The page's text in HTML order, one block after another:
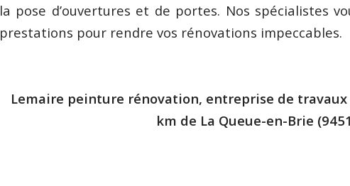
la pose d’ouvertures et de portes. Nos spécialistes
prestations pour rendre vos rénovations impeccables.
Lemaire peinture rénovation, entreprise de
km de La Queue-en-Brie